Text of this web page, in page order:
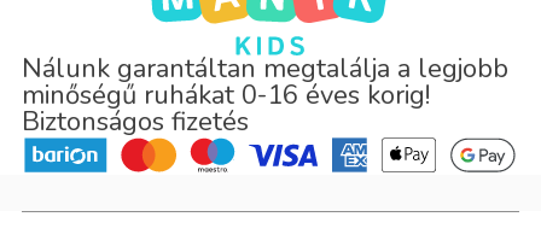
Nálunk garantáltan megtalálja a legjobb
minőségű ruhákat 0-16 éves korig!
Biztonságos fizetés